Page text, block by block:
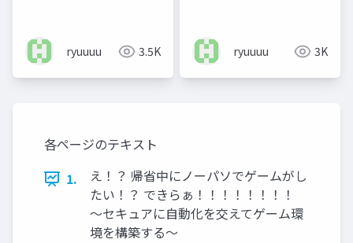
ryuuuu 3.5K ryuuuu 3K
各ページのテキスト
1.
え！？ 帰省中にノーパソでゲームがし
たい！？ できらぁ！！！！！！！！
～セキュアに自動化を交えてゲーム環
境を構築する～